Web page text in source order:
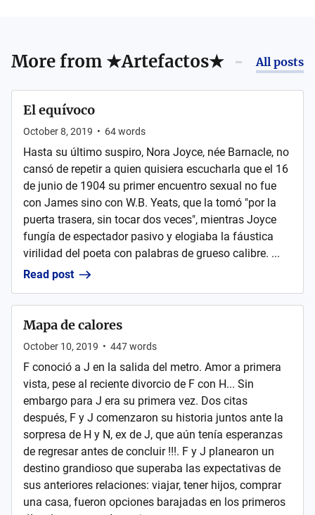
More from ★Artefactos★ All posts
El equívoco
October 8, 2019 • 64words
Hasta su último suspiro, Nora Joyce, née Barnacle, no
cansó de repetir a quien quisiera escucharla que el 16
de junio de 1904 su primer encuentro sexual no fue
con James sino con W.B. Yeats, que la tomó "por la
puerta trasera, sin tocar dos veces", mientras Joyce
fungía de espectador pasivo y elogiaba la fáustica
virilidad del poeta con palabras de grueso calibre. ...
Read post
Mapa de calores
October 10, 2019 • 447words
F conoció a J en la salida del metro. Amor a primera
vista, pese al reciente divorcio de F con H... Sin
embargo para J era su primera vez. Dos citas
después, F y J comenzaron su historia juntos ante la
sorpresa de H y N, ex de J, que aún tenía esperanzas
de regresar antes de concluir !!!. F y J planearon un
destino grandioso que superaba las expectativas de
sus anteriores relaciones: viajar, tener hijos, comprar
una casa, fueron opciones barajadas en los primeros